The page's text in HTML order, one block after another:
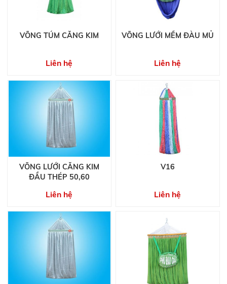
VÕNG TÚM CĂNG KIM
Liên hệ
VÕNG LƯỚI MỀM ĐÀU MỦ
Liên hệ
VÕNG LƯỚI CĂNG KIM
ĐẦU THÉP 50,60
Liên hệ
V16
Liên hệ